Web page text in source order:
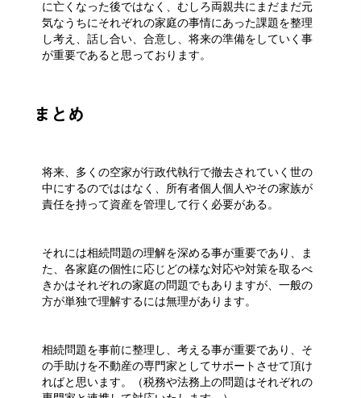
に亡くなった後ではなく、むしろ両親共にまだまだ元
気なうちにそれぞれの家庭の事情にあった課題を整理
し考え、話し合い、合意し、将来の準備をしていく事
が重要であると思っております。
まとめ
将来、多くの空家が行政代執行で撤去されていく世の
中にするのでははなく、所有者個人個人やその家族が
責任を持って資産を管理して行く必要がある。
それには相続問題の理解を深める事が重要であり、ま
た、各家庭の個性に応じどの様な対応や対策を取るべ
きかはそれぞれの家庭の問題でもありますが、一般の
方が単独で理解するには無理があります。
相続問題を事前に整理し、考える事が重要であり、そ
の手助けを不動産の専門家としてサポートさせて頂け
ればと思います。（税務や法務上の問題はそれぞれの